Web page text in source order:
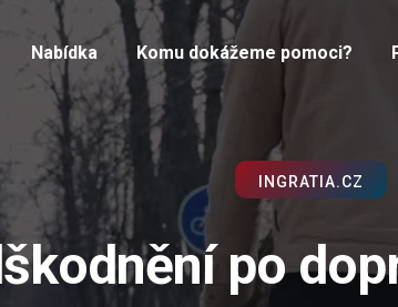
Nabídka Komu dokážeme pomoci?
INGRATIA.CZ
po